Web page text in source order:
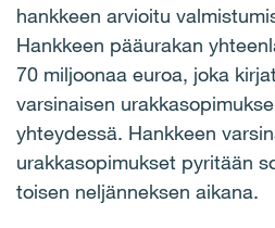
hankkeen arvioitu
Hankkeen pääurakan
70 miljoonaa euroa, joka
varsinaisen
yhteydessä. Hankkeen
urakkasopimukset pyritään
toisen neljänneksen aikana.